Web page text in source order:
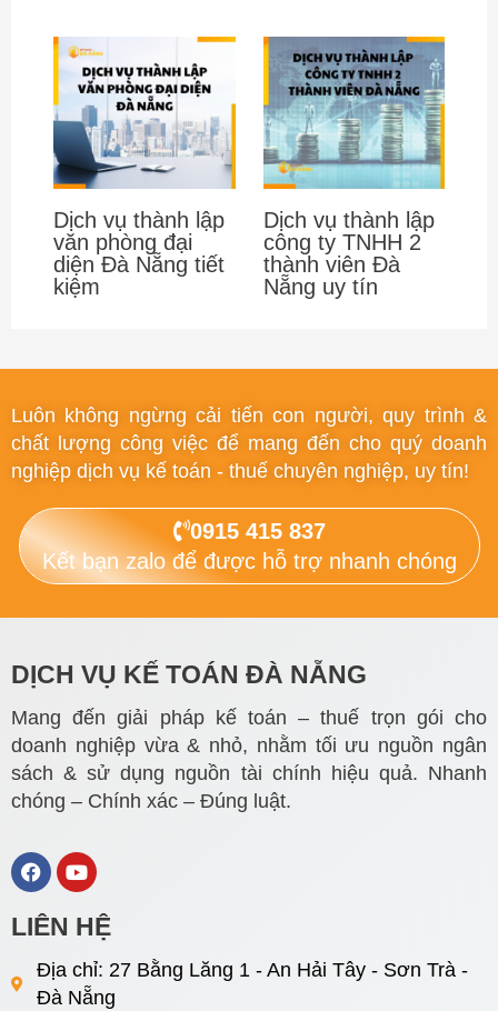
Dịch vụ thành lập
văn phòng đại
diện Đà Nẵng tiết
kiệm
Dịch vụ thành lập
công ty TNHH 2
thành viên Đà
Nẵng uy tín
Luôn không ngừng cải tiến con người, quy trình &
chất lượng công việc để mang đến cho quý doanh
nghiệp dịch vụ kế toán - thuế chuyên nghiệp, uy tín!
0915 415 837
Kết bạn zalo để được hỗ trợ nhanh chóng
DỊCH VỤ KẾ TOÁN ĐÀ NẴNG
Mang đến giải pháp kế toán – thuế trọn gói cho
doanh nghiệp vừa & nhỏ, nhằm tối ưu nguồn ngân
sách & sử dụng nguồn tài chính hiệu quả. Nhanh
chóng – Chính xác – Đúng luật.
F
a
e
b
o
o
k
Y
o
t
u
b
e
LIÊN HỆ
Địa chỉ: 27 Bằng Lăng 1 - An Hải Tây - Sơn Trà -
Đà Nẵng